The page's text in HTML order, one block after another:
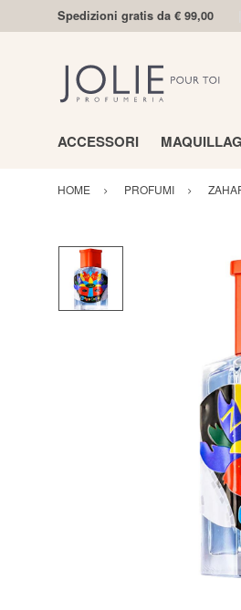
Spedizioni gratis da € 99,00
ACCESSORI
HOME PROFUMI